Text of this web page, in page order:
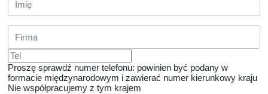
Proszę sprawdź numer telefonu: powinien być podany w
formacie międzynarodowym i zawierać numer kierunkowy kraju
Nie współpracujemy z tym krajem